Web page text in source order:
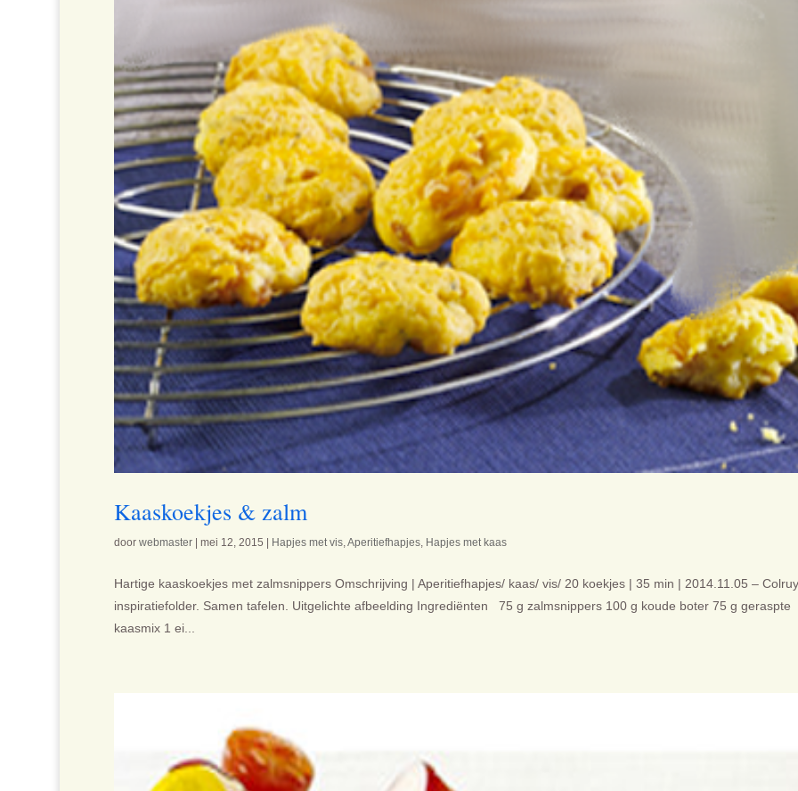
Kaaskoekjes & zalm
door webmaster| mei 12, 2015 | Hapjes met vis, Aperitiefhapjes, Hapjes met kaas
Hartige kaaskoekjes met zalmsnippers Omschrijving | Aperitiefhapjes/ kaas/ vis/ 20 koekjes | 35 min | 2014.11.05 –
inspiratiefolder. Samen tafelen. Uitgelichte afbeelding Ingrediënten 75 g zalmsnippers 100 g koude boter 75 g geraspte
kaasmix 1 ei...